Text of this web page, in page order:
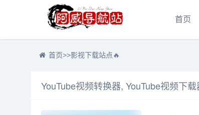
首页
首页>>影视下载站点🔥